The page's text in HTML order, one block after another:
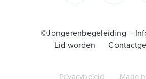
©Jongerenbegeleiding –
Lid worden